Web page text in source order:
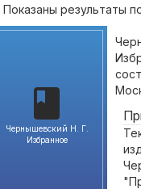
Показаны результаты
Чернышевский Н. Г.
Избранное